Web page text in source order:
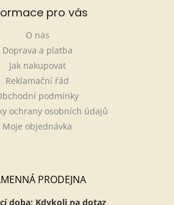
pro vás
O nás
Doprava a platba
Jak nakupovat
Reklamační řád
podmínky
ochrany osobních údajů
Moje objednávka
PRODEJNA
doba: Kdykoli na dotaz